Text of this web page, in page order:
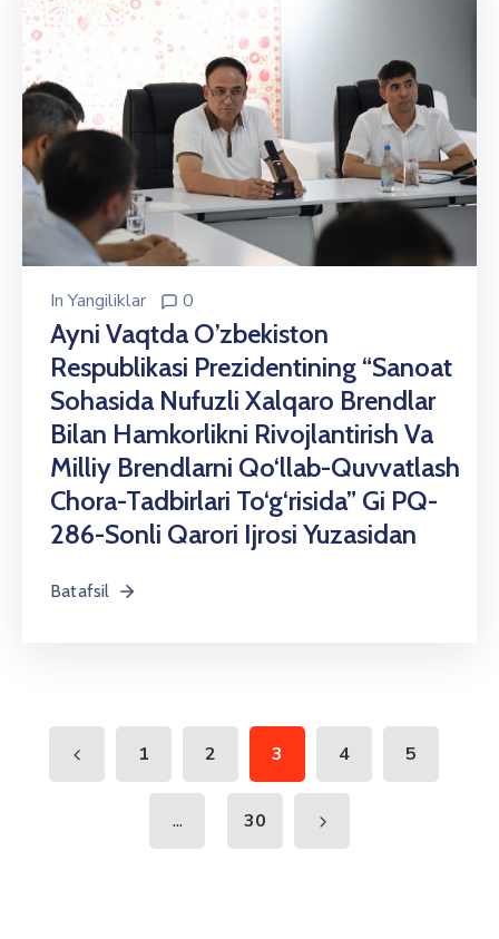
InYangiliklar 0
Ayni Vaqtda O’zbekiston
Respublikasi Prezidentining “Sanoat
Sohasida Nufuzli Xalqaro Brendlar
Bilan Hamkorlikni Rivojlantirish Va
Milliy Brendlarni Qo‘llab-Quvvatlash
Chora-Tadbirlari To‘g‘risida” Gi PQ-
286-Sonli Qarori Ijrosi Yuzasidan
Batafsil
1 2 3 4 5
... 30